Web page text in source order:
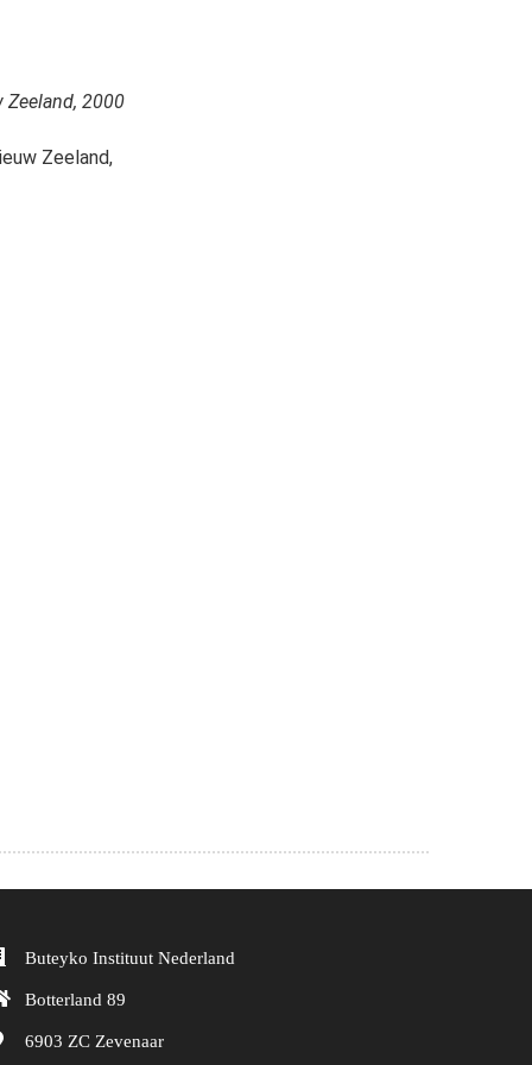
Zeeland, 2000
Buteyko Instituut Nederland
Botterland 89
6903 ZC Zevenaar